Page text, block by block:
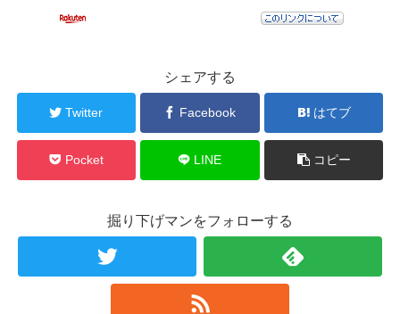
シェアする
Twitter Facebook はてブ
Pocket LINE コピー
掘り下げマンをフォローする